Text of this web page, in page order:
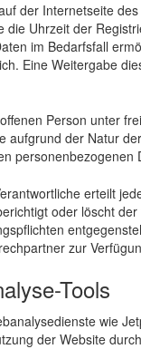
der Internetseite
die Uhrzeit der
im Bedarfsfall
Eine Weitergabe
Person unter
aufgrund der Natur
erteilt
oder löscht
zur
Tools
wie
der Website